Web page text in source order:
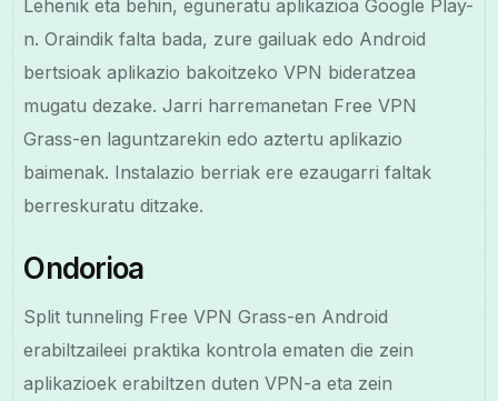
Lehenik eta behin, eguneratu aplikazioa Google Play-
n. Oraindik falta bada, zure gailuak edo Android
bertsioak aplikazio bakoitzeko VPN bideratzea
mugatu dezake. Jarri harremanetan Free VPN
Grass-en laguntzarekin edo aztertu aplikazio
baimenak. Instalazio berriak ere ezaugarri faltak
berreskuratu ditzake.
Ondorioa
Split tunneling Free VPN Grass-en Android
erabiltzaileei praktika kontrola ematen die zein
aplikazioek erabiltzen duten VPN-a eta zein